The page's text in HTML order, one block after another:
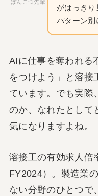
ぽんこつ先輩
がはっきり
パターン別
AIに仕事を奪われる
をつけよう」と溶接
ています。でも実際
のか、なれたとし
気になりますよね。
溶接工の有効求人倍
FY2024）。製造業
ない分野のひとつで